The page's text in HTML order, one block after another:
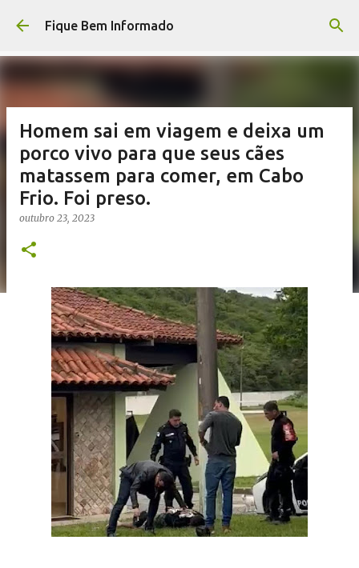
Pular para o conteúdo principal
Fique Bem Informado
Homem sai em viagem e deixa um
porco vivo para que seus cães
matassem para comer, em Cabo
Frio. Foi preso.
outubro 23, 2023